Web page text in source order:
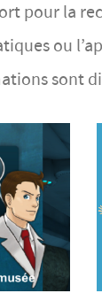
pour la
ou
sont